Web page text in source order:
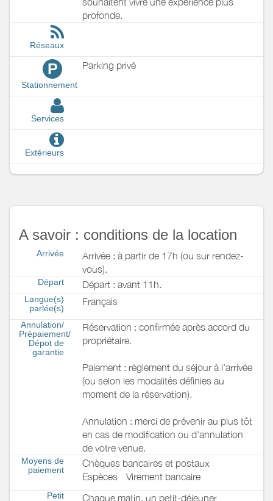
profonde.
Réseaux
P
Stationnement
Parking privé
Services
Extérieurs
A savoir : conditions de la location
Arrivée
Arrivée : à partir de 17h (ou sur rendez-
vous).
Départ Départ : avant 11h.
Langue(s)
parlée(s)
Français
Annulation/
Prépaiement/
Dépot de
garantie
Réservation : confirmée après accord du
propriétaire.
Paiement : règlement du séjour à l’arrivée
(ou selon les modalités définies au
moment de la réservation).
Annulation : merci de prévenir au plus tôt
en cas de modification ou d’annulation
de votre venue.
Moyens de
paiement
Chèques bancaires et postaux
Espèces
Virement bancaire
Petit
Chaque matin, un petit-déjeuner